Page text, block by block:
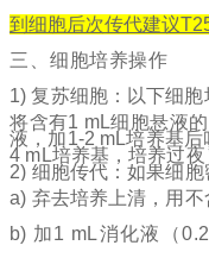
到细胞后次传代建议
三、细 胞培养操作
1) 复苏细胞：以下细
将含有1 mL细胞悬液
液，加1-2 mL培养基
4 mL培养基，培养过
2) 细胞传代：如果细胞
a) 弃去培养上清，用
b) 加1 mL消化液（